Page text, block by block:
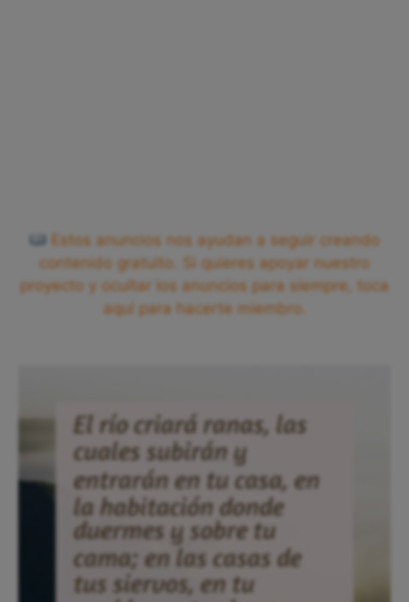
Estos anuncios nos ayudan a seguir creando
contenido gratuito. Si quieres apoyar nuestro
proyecto y ocultar los anuncios para siempre, toca
aquí para hacerte miembro.